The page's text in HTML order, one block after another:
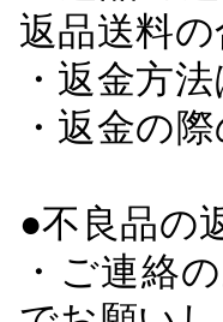
返品送料
・返金方
・返金の
●不良品の
・ご連絡